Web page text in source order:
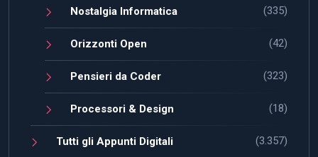
Nostalgia Informatica (335)
Orizzonti Open (42)
Pensieri da Coder (323)
Processori & Design (18)
Tutti gli Appunti Digitali (3.357)